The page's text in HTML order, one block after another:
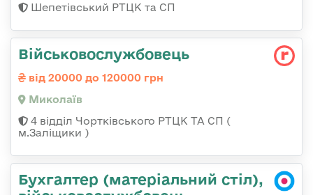
Шепетівський РТЦК та СП
Військовослужбовець
від 20000 до 120000 грн
Миколаїв
4 відділ Чортківського РТЦК ТА СП (
м.Заліщики )
Бухгалтер (матеріальний стіл),